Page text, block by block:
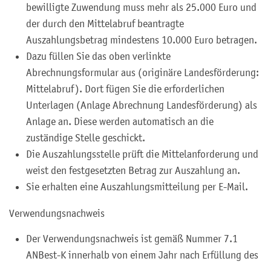
bewilligte Zuwendung muss mehr als 25.000 Euro und
der durch den Mittelabruf beantragte
Auszahlungsbetrag mindestens 10.000 Euro betragen.
Dazu füllen Sie das oben verlinkte
Abrechnungsformular aus (originäre Landesförderung:
Mittelabruf). Dort fügen Sie die erforderlichen
Unterlagen (Anlage Abrechnung Landesförderung) als
Anlage an. Diese werden automatisch an die
zuständige Stelle geschickt.
Die Auszahlungsstelle prüft die Mittelanforderung und
weist den festgesetzten Betrag zur Auszahlung an.
Sie erhalten eine Auszahlungsmitteilung per E-Mail.
Verwendungsnachweis
Der Verwendungsnachweis ist gemäß Nummer 7.1
ANBest-K innerhalb von einem Jahr nach Erfüllung des